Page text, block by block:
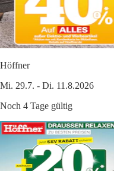
Höffner
Mi. 29.7. - Di. 11.8.2026
Noch 4 Tage gültig